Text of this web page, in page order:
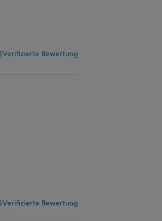
Verifizierte Bewertung
Verifizierte Bewertung